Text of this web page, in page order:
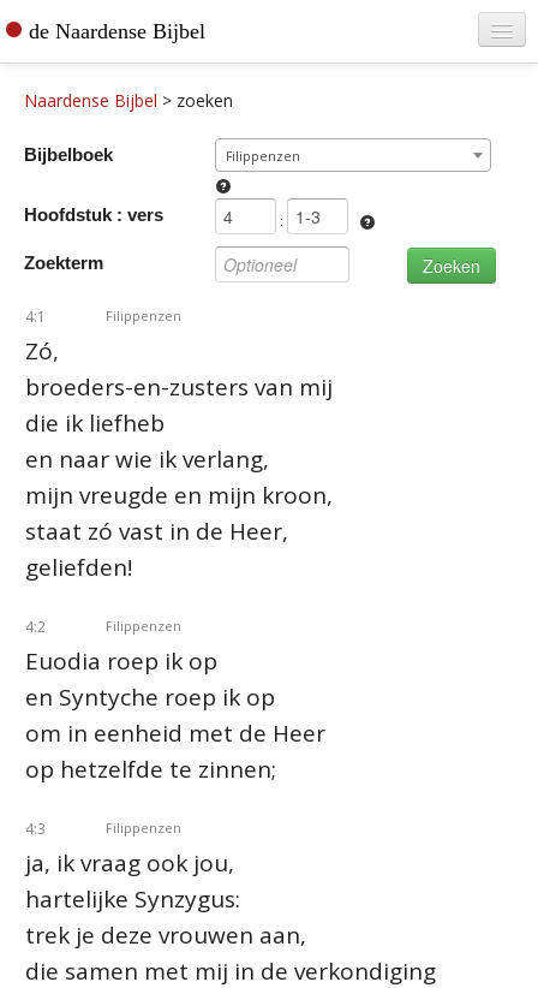
de Naardense Bijbel
De vertaler
Contact
Naardense Bijbel > zoeken
Bijbelboek Filippenzen
Hoofdstuk : vers :
Zoekterm
4:1 Filippenzen
Zó,
broeders-en-zusters van mij
die ik liefheb
en naar wie ik verlang,
mijn vreugde en mijn kroon,
staat zó vast in de Heer,
geliefden!
4:2 Filippenzen
Euodia roep ik op
en Syntyche roep ik op
om in eenheid met de Heer
op hetzelfde te zinnen;
4:3 Filippenzen
ja, ik vraag ook jou,
hartelijke Synzygus:
trek je deze vrouwen aan,
die samen met mij in de verkondiging